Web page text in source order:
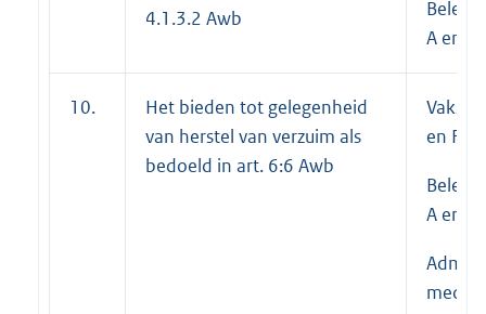
4.1.3.2 Awb
A en B
10.
Het bieden tot gelegenheid
van herstel van verzuim als
bedoeld in art. 6:6 Awb
en F;
A en B;